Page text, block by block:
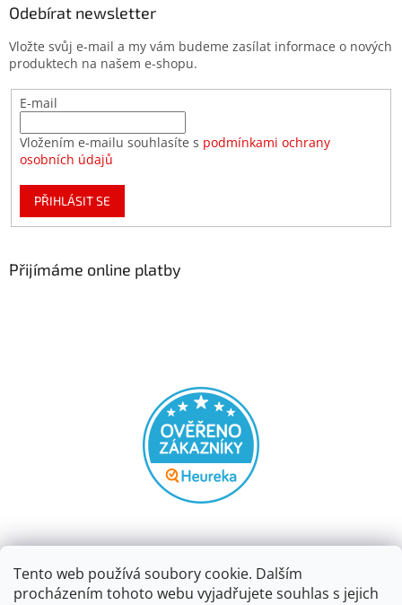
Tento web používá soubory cookie. Dalším
procházením tohoto webu vyjadřujete souhlas s jejich
Odebírat newsletter
Vložte svůj e-mail a my vám budeme zasílat informace o nových
produktech na našem e-shopu.
E-mail
Vložením e-mailu souhlasíte s podmínkami ochrany
osobních údajů
PŘIHLÁSIT SE
Přijímáme online platby